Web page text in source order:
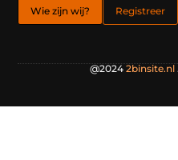
Wie zijn wij? Registreer
@2024 2binsite.nl